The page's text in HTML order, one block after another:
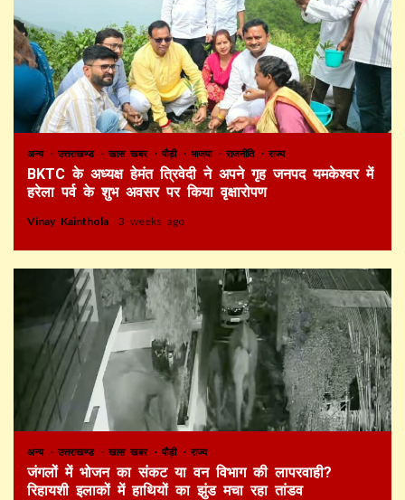
अन्य उत्तराखण्ड खास खबर पौड़ी भाजपा राजनीति राज्य
BKTC के अध्यक्ष हेमंत त्रिवेदी ने अपने गृह जनपद यमकेश्वर में
हरेला पर्व के शुभ अवसर पर किया वृक्षारोपण
Vinay Kainthola 3 weeks ago
अन्य उत्तराखण्ड खास खबर पौड़ी राज्य
जंगलों में भोजन का संकट या वन विभाग की लापरवाही?
रिहायशी इलाकों में हाथियों का झुंड मचा रहा तांडव